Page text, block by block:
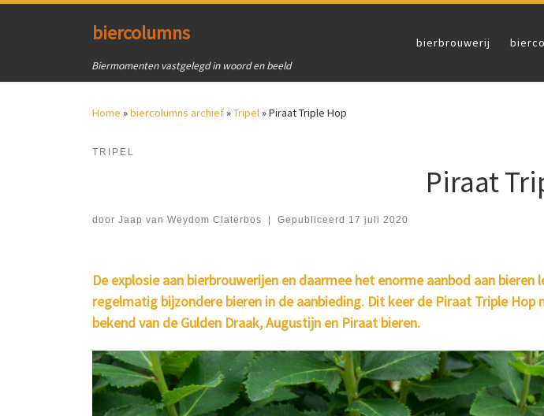
biercolumns
Biermomenten vastgelegd in woord en beeld
bierbrouwerij
Home »biercolumns archief»Tripel»Piraat Triple Hop
TRIPEL
Piraat
door Jaap van Weydom Claterbos Gepubliceerd 17 juli 2020
De explosie aan bierbrouwerijen en daarmee het enorme aanbod aan
regelmatig bijzondere bieren in de aanbieding. Dit keer de Piraat Triple
bekend van de Gulden Draak, Augustijn en Piraat bieren.